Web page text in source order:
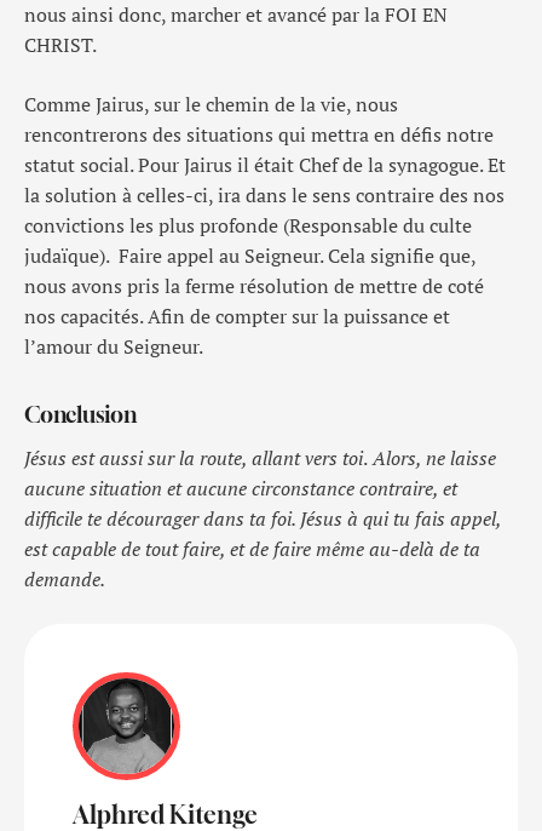
nous ainsi donc, marcher et avancé par la FOI EN
CHRIST.
Comme Jairus, sur le chemin de la vie, nous
rencontrerons des situations qui mettra en défis notre
statut social. Pour Jairus il était Chef de la synagogue. Et
la solution à celles-ci, ira dans le sens contraire des nos
convictions les plus profonde (Responsable du culte
judaïque). Faire appel au Seigneur. Cela signifie que,
nous avons pris la ferme résolution de mettre de coté
nos capacités. Afin de compter sur la puissance et
l’amour du Seigneur.
Conclusion
Jésus est aussi sur la route, allant vers toi.Alors, ne laisse
aucune situation et aucune circonstance contraire, et
difficile te décourager dans ta foi. Jésus à qui tu fais appel,
est capable de tout faire, et de faire même au-delà de ta
demande.
Alphred Kitenge